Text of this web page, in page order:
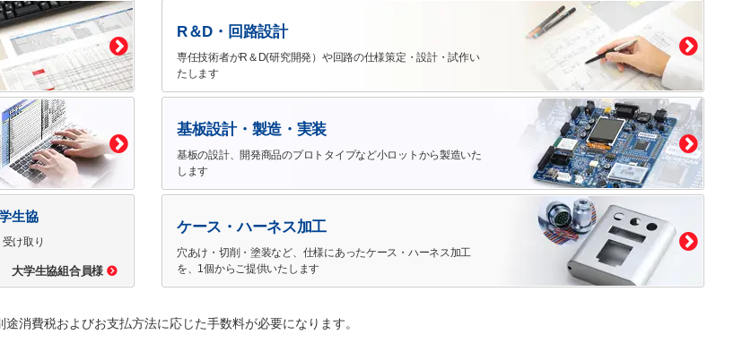
生協
け取り
大学生協組合員様
R＆D・回路設計
専任技術者がR＆D(研究開発）や回路の仕様策定・設計・試作い
たします
基板設計・製造・実装
基板の設計、開発商品のプロトタイプなど小ロットから製造いた
します
ケース・ハーネス加工
穴あけ・切削・塗装など、仕様にあったケース・ハーネス加工
を、1個からご提供いたします
消費税およびお支払方法に応じた手数料が必要になります。